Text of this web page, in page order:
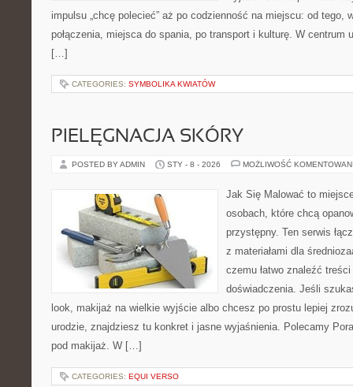
impulsu „chcę polecieć” aż po codzienność na miejscu: od tego,
połączenia, miejsca do spania, po transport i kulturę. W centrum
[…]
CATEGORIES: SYMBOLIKA KWIATÓW
PIELĘGNACJA SKÓRY
POSTED BY ADMIN STY - 8 - 2026 MOŻLIWOŚĆ
Jak Się Malować to
osobach, które chcą
przystępny. Ten serwis
z materiałami dla
czemu łatwo znaleźć
doświadczenia. Jeśli
look, makijaż na wielkie wyjście albo chcesz po prostu lepiej
urodzie, znajdziesz tu konkret i jasne wyjaśnienia. Polecamy
pod makijaż. W […]
CATEGORIES: EQUI VERSO